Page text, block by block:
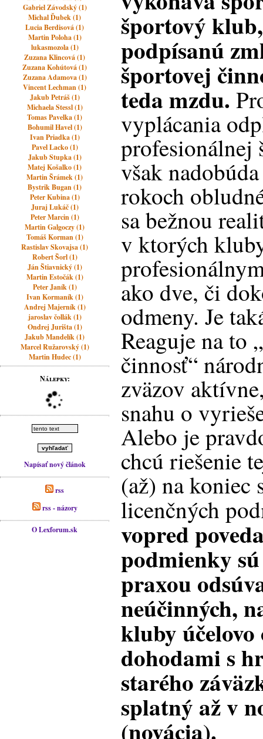
Gabriel Závodský (1)
Michal Ďubek (1)
Lucia Berdisová (1)
Martin Poloha (1)
lukasmozola (1)
Zuzana Klincová (1)
Zuzana Kohútová (1)
Zuzana Adamova (1)
Vincent Lechman (1)
Jakub Petráš (1)
Michaela Stessl (1)
Tomas Pavelka (1)
Bohumil Havel (1)
Ivan Priadka (1)
Pavel Lacko (1)
Jakub Stupka (1)
Matej Košalko (1)
Martin Šrámek (1)
Bystrik Bugan (1)
Peter Kubina (1)
Juraj Lukáč (1)
Peter Marcin (1)
Martin Galgoczy (1)
Tomáš Korman (1)
Rastislav Skovajsa (1)
Robert Šorl (1)
Ján Štiavnický (1)
Martin Estočák (1)
Peter Janík (1)
Ivan Kormaník (1)
Andrej Majerník (1)
jaroslav čollák (1)
Ondrej Jurišta (1)
Jakub Mandelík (1)
Marcel Ružarovský (1)
Martin Hudec (1)
Nálepky:
Napísať nový článok
rss
rss - názory
O Lexforum.sk
športový
podpísanú
športovej
teda mzdu.
vyplácania
profesionálnej
však
rokoch
sa bežnou
v ktorých
ako dve, či
odmeny. Je
Reaguje na to
činnosť“
zväzov
snahu o
Alebo je
chcú riešenie
(až) na koniec
licenčných
vopred
podmienky
praxou
neúčinných,
kluby
dohodami s
starého
splatný až v
(novácia).